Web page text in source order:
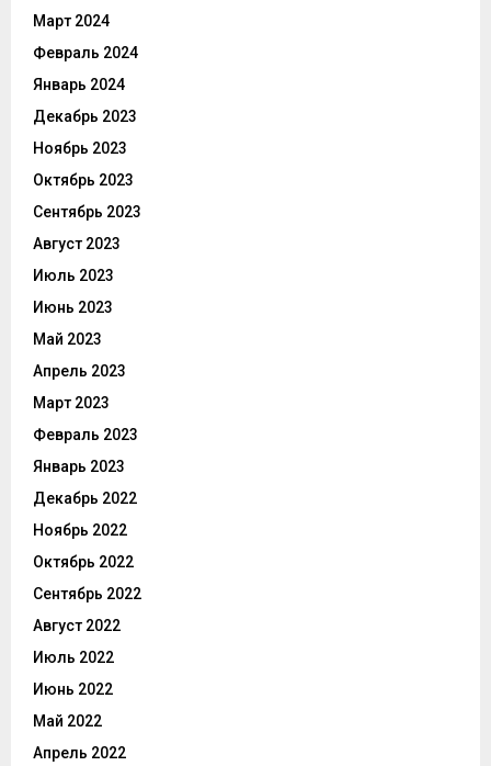
Март 2024
Февраль 2024
Январь 2024
Декабрь 2023
Ноябрь 2023
Октябрь 2023
Сентябрь 2023
Август 2023
Июль 2023
Июнь 2023
Май 2023
Апрель 2023
Март 2023
Февраль 2023
Январь 2023
Декабрь 2022
Ноябрь 2022
Октябрь 2022
Сентябрь 2022
Август 2022
Июль 2022
Июнь 2022
Май 2022
Апрель 2022